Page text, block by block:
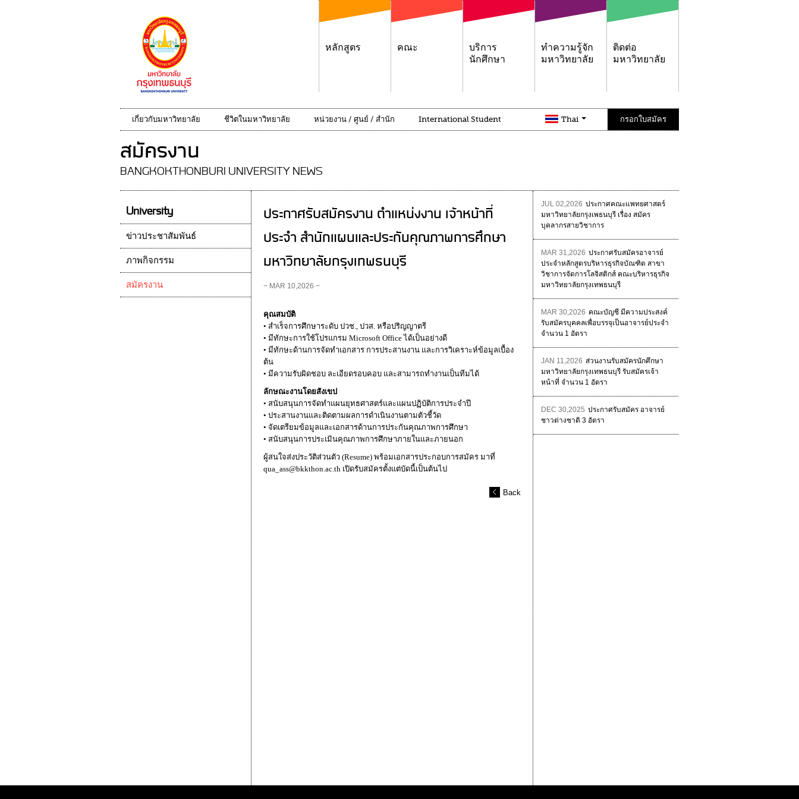
หลักสูตร คณะ
บริการ
นักศึกษา
ทำความรู้จัก
มหาวิทยาลัย
ติดต่อ
มหาวิทยาลัย
เกี่ยวกับมหาวิทยาลัย ชีวิตในมหาวิทยาลัย หน่วยงาน / ศูนย์ / สำนัก International Student Thai กรอกใบสมัคร
สมัครงาน
BANGKOKTHONBURI UNIVERSITY NEWS
ประกาศรับสมัครงาน ตำแหน่งงาน เจ้าหน้าที่
ประจำ สำนักแผนและประกันคุณภาพการศึกษา
มหาวิทยาลัยกรุงเทพธนบุรี
− MAR 10,2026 −
คุณสมบัติ
• สำเร็จการศึกษาระดับ ปวช., ปวส. หรือปริญญาตรี
• มีทักษะการใช้โปรแกรม Microsoft Office ได้เป็นอย่างดี
• มีทักษะด้านการจัดทำเอกสาร การประสานงาน และการวิเคราะห์ข้อมูลเบื้อง
ต้น
• มีความรับผิดชอบ ละเอียดรอบคอบ และสามารถทำงานเป็นทีมได้
ลักษณะงานโดยสังเขป
• สนับสนุนการจัดทำแผนยุทธศาสตร์และแผนปฏิบัติการประจำปี
• ประสานงานและติดตามผลการดำเนินงานตามตัวชี้วัด
• จัดเตรียมข้อมูลและเอกสารด้านการประกันคุณภาพการศึกษา
• สนับสนุนการประเมินคุณภาพการศึกษาภายในและภายนอก
ผู้สนใจส่งประวัติส่วนตัว (Resume) พร้อมเอกสารประกอบการสมัคร มาที่
qua_ass@bkkthon.ac.th เปิดรับสมัครตั้งแต่บัดนี้เป็นต้นไป
Back
JUL 02,2026 ประกาศคณะแพทยศาสตร์
มหาวิทยาลัยกรุงเพธนบุรี เรื่อง สมัคร
บุคลากรสายวิชาการ
MAR 31,2026 ประกาศรับสมัครอาจารย์
ประจำหลักสูตรบริหารธุรกิจบัณฑิต สาขา
วิชาการจัดการโลจิสติกส์ คณะบริหารธุรกิจ
มหาวิทยาลัยกรุงเทพธนบุรี
MAR 30,2026 คณะบัญชี มีความประสงค์
รับสมัครบุคคลเพื่อบรรจุเป็นอาจารย์ประจำ
จำนวน 1 อัตรา
JAN 11,2026 ส่วนงานรับสมัครนักศึกษา
มหาวิทยาลัยกรุงเทพธนบุรี รับสมัครเจ้า
หน้าที่ จำนวน 1 อัตรา
DEC 30,2025 ประกาศรับสมัคร อาจารย์
ชาวต่างชาติ 3 อัตรา
University
ข่าวประชาสัมพันธ์
ภาพกิจกรรม
สมัครงาน